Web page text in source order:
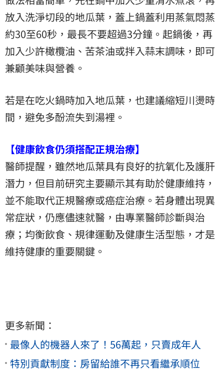
放入洗淨切段的地瓜葉，蓋上鍋蓋利用蒸氣悶蒸
約30至60秒，最長不要超過3分鐘。起鍋後，再
加入少許橄欖油、苦茶油或拌入蒜末調味，即可
兼顧美味與營養。
若是在吃火鍋時加入地瓜葉，也建議縮短川燙時
間，避免多酚流失到湯裡。
【健康飲食仍須搭配正規治療】
醫師提醒，雖然地瓜葉具有良好的抗氧化及護肝
潛力，但目前研究主要顯示其有助於健康維持，
並不能取代正規醫療或癌症治療。若身體出現異
常症狀，仍應儘速就醫，由專業醫師診斷與治
療；均衡飲食、規律運動及健康生活型態，才是
維持健康的重要關鍵。
更多新聞：
最像人的機器人來了！56萬起，只賣成年人
特別貢獻制度：房留給誰不再只看繼承順位